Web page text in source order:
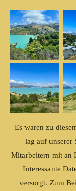
Es waren zu
lag auf unserer
Mitarbeitern mit an
Interessante
versorgt. Zum